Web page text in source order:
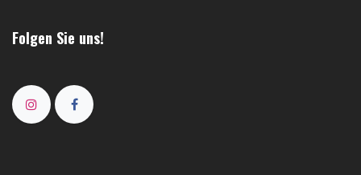
Folgen Sie uns!